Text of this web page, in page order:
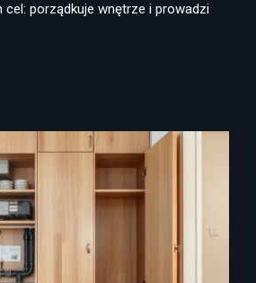
cel: porządkuje wnętrze i prowadzi